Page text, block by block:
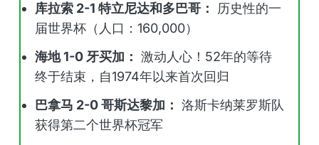
库拉索 2-1 特立尼达和多巴哥：
历史性的一
届世界杯（人口：160,000）
海地 1-0 牙买加： 激动人心！52年的等待
终于结束，自1974年以来首次回归
巴拿马 2-0 哥斯达黎加： 洛斯卡纳莱罗斯队
获得第二个世界杯冠军